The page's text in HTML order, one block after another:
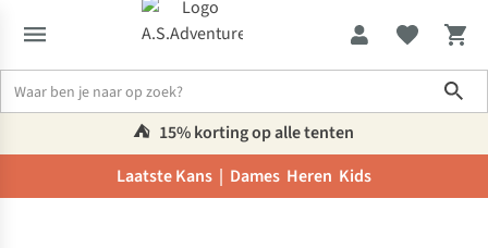
⛺️ 15% korting op alle tenten
Laatste Kans | Dames Heren Kids